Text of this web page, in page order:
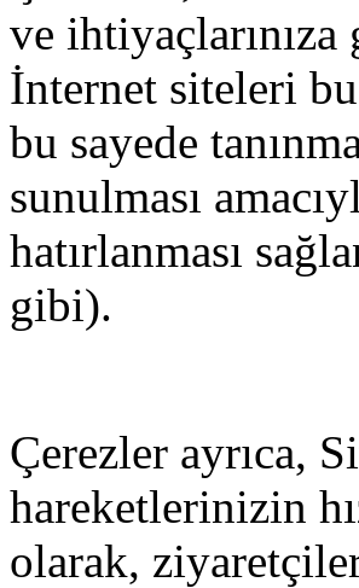
ve
İnternet siteleri
bu sayede
sunulması
hatırlanması
gibi).
Çerezler ayrıca,
hareketlerinizin
olarak,